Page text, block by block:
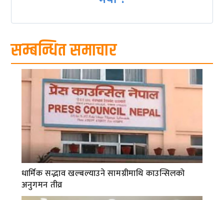
सम्बन्धित समाचार
धार्मिक सद्भाव खल्बल्याउने सामग्रीमाथि काउन्सिलको
अनुगमन तीव्र